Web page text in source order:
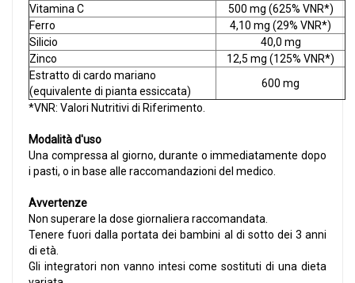
Vitamina C
500 mg (625% VNR*)
Ferro
4,10 mg (29% VNR*)
Silicio
40,0 mg
Zinco
12,5 mg (125% VNR*)
Estratto di cardo mariano
(equivalente di pianta essiccata)
600 mg
*VNR: Valori Nutritivi di Riferimento.
Modalità d'uso
Una compressa al giorno, durante o immediatamente dopo
i pasti, o in base alle raccomandazioni del medico.
Avvertenze
Non superare la dose giornaliera raccomandata.
Tenere fuori dalla portata dei bambini al di sotto dei 3 anni
di età.
Gli integratori non vanno intesi come sostituti di una dieta